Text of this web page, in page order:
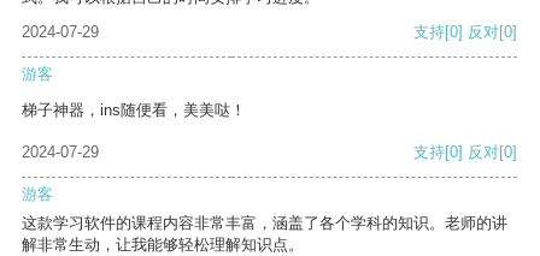
2024-07-29
支持[0] 反对[0]
游客
梯子神器，ins随便看，美美哒！
2024-07-29 支持[0] 反对[0]
游客
这款学习软件的课程内容非常丰富，涵盖了各个学科的知识。老师的讲
解非常生动，让我能够轻松理解知识点。